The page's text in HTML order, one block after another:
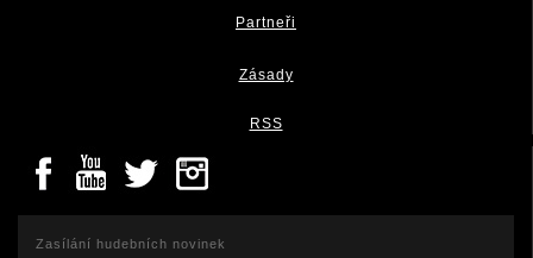
Partneři
Zásady
RSS
Zasílání hudebních novinek